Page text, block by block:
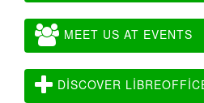
MEET US AT EVENTS
DISCOVER